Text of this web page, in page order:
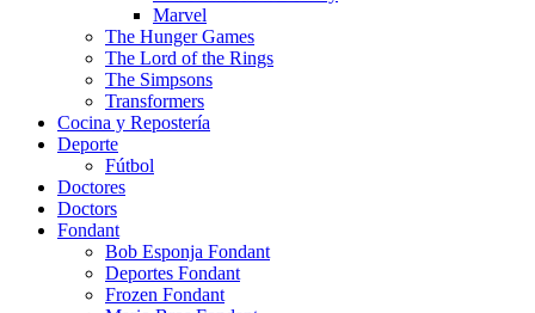
Marvel
The Hunger Games
The Lord of the Rings
The Simpsons
Transformers
Cocina y Repostería
Deporte
Fútbol
Doctores
Doctors
Fondant
Bob Esponja Fondant
Deportes Fondant
Frozen Fondant